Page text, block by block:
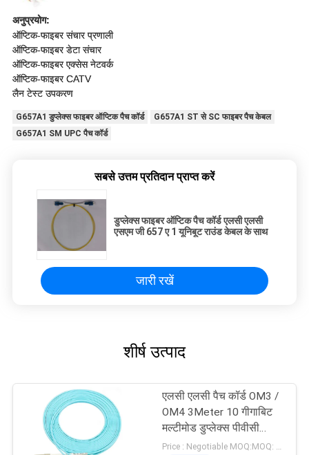
अनुप्रयोग:
ऑप्टिक-फाइबर संचार प्रणाली
ऑप्टिक-फाइबर डेटा संचार
ऑप्टिक-फाइबर एक्सेस नेटवर्क
ऑप्टिक-फाइबर CATV
लैन टेस्ट उपकरण
G657A1 डुप्लेक्स फाइबर ऑप्टिक पैच कॉर्ड
G657A1 ST से SC फाइबर पैच केबल
G657A1 SM UPC पैच कॉर्ड
सबसे उत्तम प्रतिदान प्राप्त करें
डुप्लेक्स फाइबर ऑप्टिक पैच कॉर्ड एलसी एलसी
एसएम जी 657 ए 1 यूनिबूट राउंड केबल के साथ
जारी रखें
शीर्ष उत्पाद
एलसी एलसी पैच कॉर्ड OM3 /
OM4 3Meter 10 गीगाबिट
मल्टीमोड डुप्लेक्स पीवीसी
LSZH
Price : Negotiable MOQ:MOQ: 100PCS